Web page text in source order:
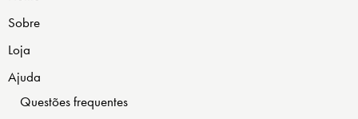
Sobre
Loja
Ajuda
Questões frequentes